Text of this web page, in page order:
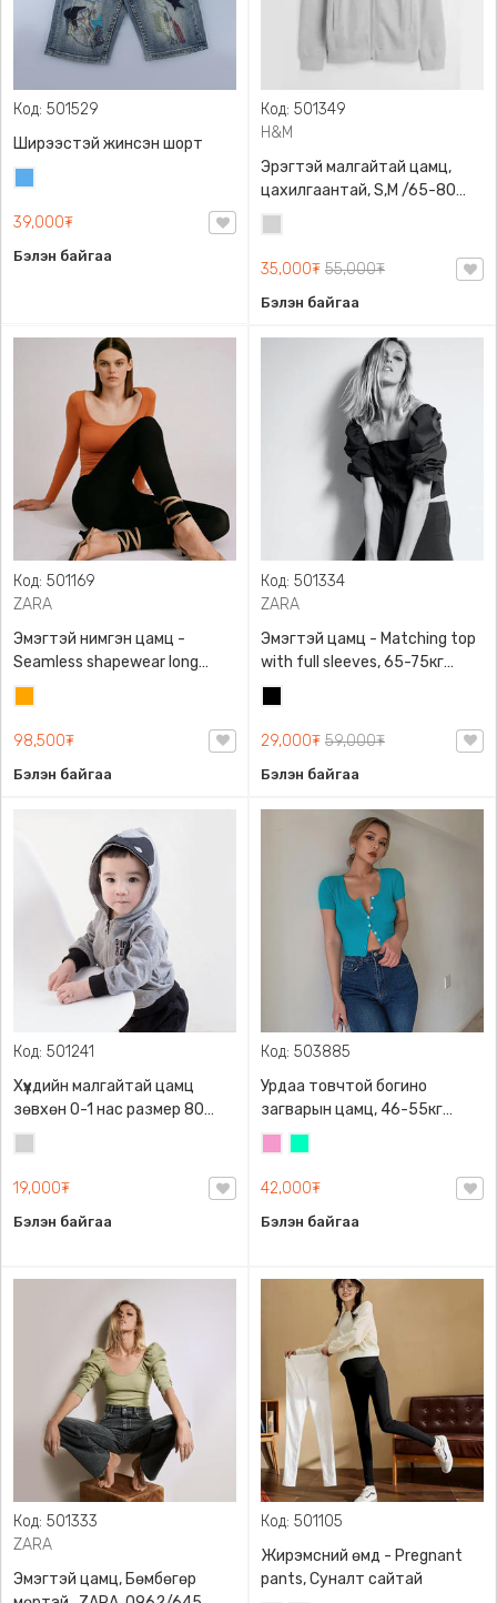
Код: 501529
Ширээстэй жинсэн шорт
39,000₮
Бэлэн байгаа
Код: 501349
H&M
Эрэгтэй малгайтай цамц,
цахилгаантай, S,M /65-80
кг/, H&M, 0852614006,
Даавуу
35,000₮ 55,000₮
Бэлэн байгаа
Код: 501169
ZARA
Эмэгтэй нимгэн цамц -
Seamless shapewear long
sleeve t-shirt, 40-60кг жинд
таарна, ZARA, 8779/458/615,
Урт ханцуйтай
98,500₮
Бэлэн байгаа
Код: 501334
ZARA
Эмэгтэй цамц - Matching top
with full sleeves, 65-75кг
жинд таарна, ZARA,
0962/642/800, Задгай
энгэртэй, Урт ханцуйтай,
29,000₮ 59,000₮
Бэлэн байгаа
Код: 501241
Хүүхдийн малгайтай цамц
зөвхөн 0-1 нас размер 80
сонголттой
19,000₮
Бэлэн байгаа
Код: 503885
Урдаа товчтой богино
загварын цамц, 46-55кг
жинд таарна
42,000₮
Бэлэн байгаа
Код: 501333
ZARA
Эмэгтэй цамц, Бөмбөгөр
Код: 501105
Жирэмсний өмд - Pregnant
pants, Суналт сайтай